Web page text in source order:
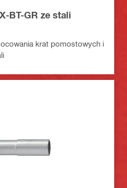
BT-GR ze stali
krat pomostowych i